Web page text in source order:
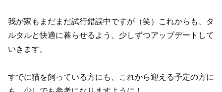
我が家もまだまだ試行錯誤中ですが（笑）これからも、タ
ルタルと快適に暮らせるよう、少しずつアップデートして
いきます。
すでに猫を飼っている方にも、これから迎える予定の方に